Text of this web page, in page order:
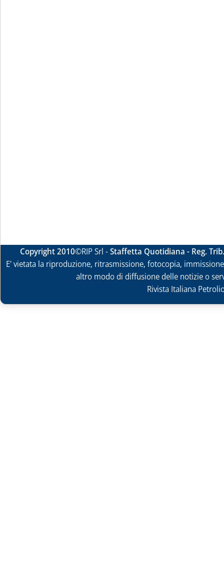
Copyright 2010©RIP Srl -Staffetta Quotidiana - Reg.
E' vietata la riproduzione, ritrasmissione, fotocopia,
altro modo di diffusione delle notizie o
Rivista Italiana